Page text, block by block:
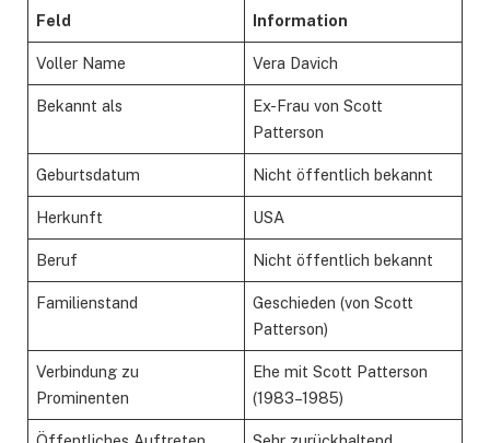
Feld Information
Voller Name Vera Davich
Bekannt als
Ex-Frau von Scott
Patterson
Geburtsdatum Nicht öffentlich bekannt
Herkunft USA
Beruf Nicht öffentlich bekannt
Familienstand
Geschieden (von Scott
Patterson)
Verbindung zu
Prominenten
Ehe mit Scott Patterson
(1983–1985)